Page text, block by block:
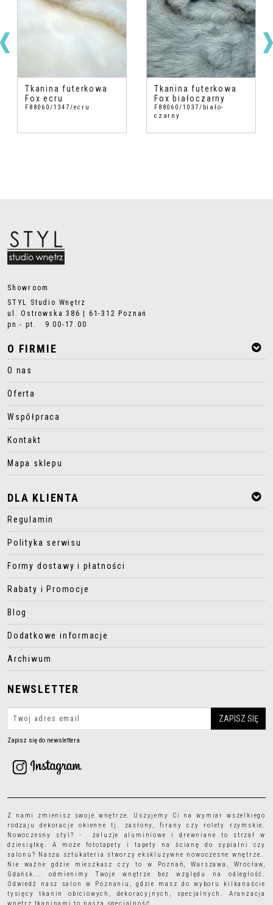
Tkanina futerkowa
Fox ecru
F88060/1347/ecru
Tkanina futerkowa
Fox białoczarny
F88060/1037/biało-
czarny
Showroom
STYL Studio Wnętrz
ul. Ostrowska 386 | 61-312 Poznań
pn.- pt. 9.00-17.00
O FIRMIE
O nas
Oferta
Współpraca
Kontakt
Mapa sklepu
DLA KLIENTA
Regulamin
Polityka serwisu
Formy dostawy i płatności
Rabaty i Promocje
Blog
Dodatkowe informacje
Archiwum
NEWSLETTER
Zapisz się do newslettera
Z nami zmienisz swoje wnętrze. Uszyjemy Ci na wymiar wszelkiego
rodzajudekoracje okienne tj. zasłony, firany czy rolety rzymskie.
Nowoczesny styl? - żaluzje aluminiowe i drewniane to strzał w
dziesiątkę. A może fototapety i tapety
na ścianę do sypialni czy
salonu? Nasza sztukateria stworzy ekskluzywne nowoczesne wnętrze.
Nie ważne gdzie mieszkasz czy to w Poznań, Warszawa, Wrocław,
Gdańsk... odmienimy Twoje wnętrze bez względu na odległość.
Odwiedź nasz salon w Poznaniu, gdzie masz do wyboru kilkanaście
tysięcytkanin obiciowych , dekoracyjnych, specjalnych. Aranżacja